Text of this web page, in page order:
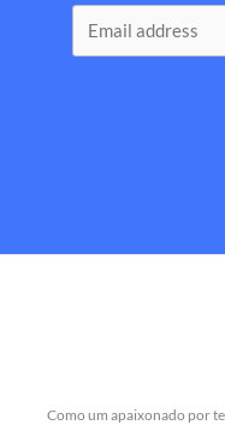
Como um apaixonado por